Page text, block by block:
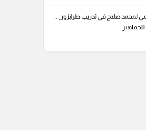
لمحمد صلاح في تدريب طرابزون ..